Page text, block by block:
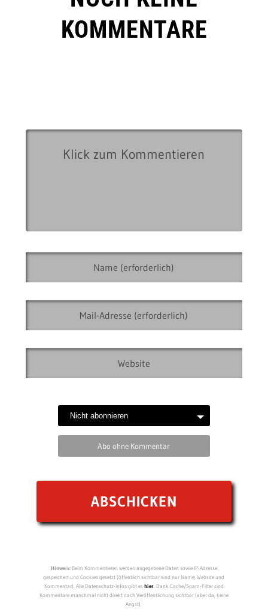
KOMMENTARE
Abo ohne Kommentar
Hinweis:Beim Kommentieren werden angegebene Daten sowie IP-Adresse
gespeichert und Cookies gesetzt (öffentlich sichtbar sind nur Name, Website und
Kommentar). Alle Datenschutz-Infos gibt eshier. Dank Cache/Spam-Filter sind
Kommentare manchmal nicht direkt nach Veröffentlichung sichtbar (aber da, keine
Angst).